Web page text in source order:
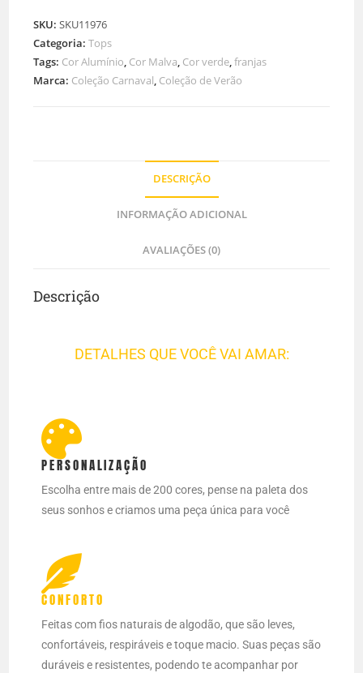
SKU:SKU11976
Categoria:Tops
Tags: Cor Alumínio, Cor Malva, Cor verde,franjas
Marca: Coleção Carnaval, Coleção de Verão
DESCRIÇÃO
INFORMAÇÃO ADICIONAL
AVALIAÇÕES (0)
Descrição
DETALHES QUE VOCÊ VAI AMAR:
PERSONALIZAÇÃO
Escolha entre mais de 200 cores, pense na paleta dos
seus sonhos e criamos uma peça única para você
CONFORTO
Feitas com fios naturais de algodão, que são leves,
confortáveis, respiráveis e toque macio. Suas peças são
duráveis e resistentes, podendo te acompanhar por